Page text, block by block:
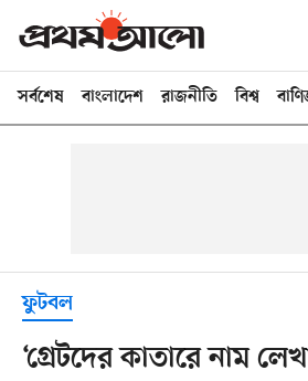
সর্বশেষ বাংলাদেশ রাজনীতি বিশ্ব
ফুটবল
‘গ্রেটদের কাতারে নাম